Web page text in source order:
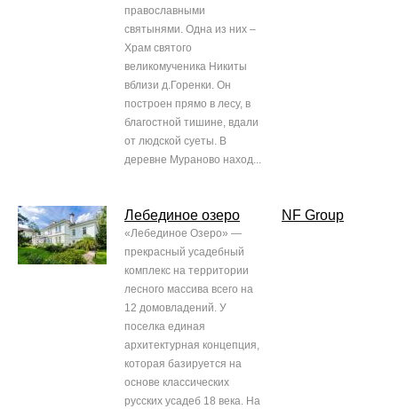
православными
святынями. Одна из них –
Храм святого
великомученика Никиты
вблизи д.Горенки. Он
построен прямо в лесу, в
благостной тишине, вдали
от людской суеты. В
деревне Мураново наход...
Лебединое озеро
«Лебединое Озеро» —
прекрасный усадебный
комплекс на территории
лесного массива всего на
12 домовладений. У
поселка единая
архитектурная концепция,
которая базируется на
основе классических
русских усадеб 18 века. На
NF Group